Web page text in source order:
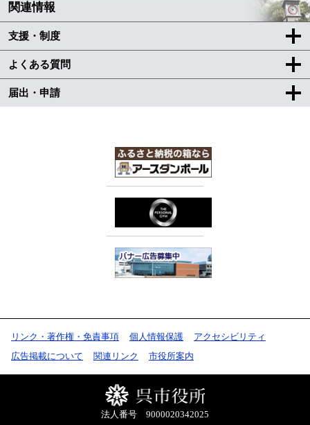
関連情報
支援・制度
よくある質問
届出・申請
リンク・著作権・免責事項 個人情報保護
アクセシビリティ
広告掲載について
関連リンク 市役所案内
法人番号 9000020342025